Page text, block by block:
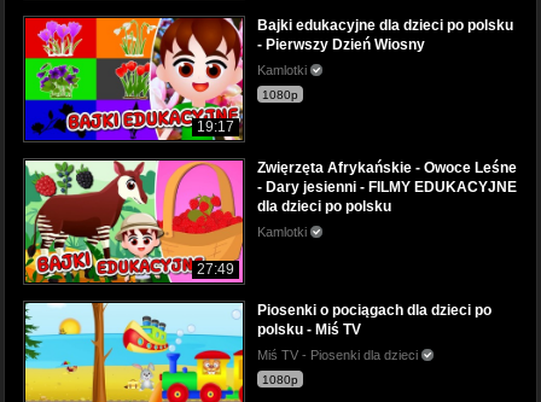
19:17
Bajki edukacyjne dla dzieci po polsku
- Pierwszy Dzień Wiosny
Kamlotki
1080p
27:49
Zwięrzęta Afrykańskie - Owoce Leśne
- Dary jesienni - FILMY EDUKACYJNE
dla dzieci po polsku
Kamlotki
Piosenki o pociągach dla dzieci po
polsku - Miś TV
Miś TV - Piosenki dla dzieci
1080p